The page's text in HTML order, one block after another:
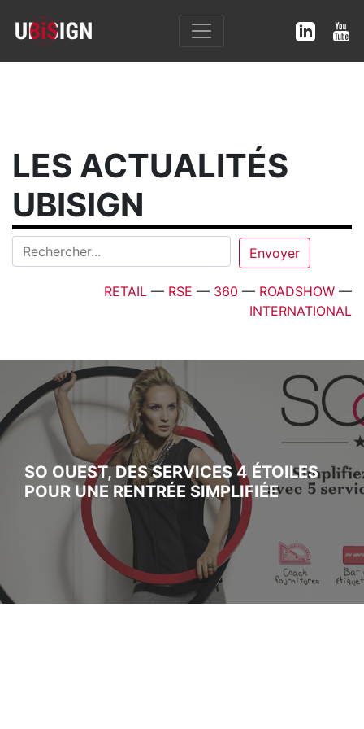
LES ACTUALITÉS
UBISIGN
RETAIL — RSE — 360 — ROADSHOW —
INTERNATIONAL
SO OUEST, DES SERVICES 4 ÉTOILES
POUR UNE RENTRÉE SIMPLIFIÉE